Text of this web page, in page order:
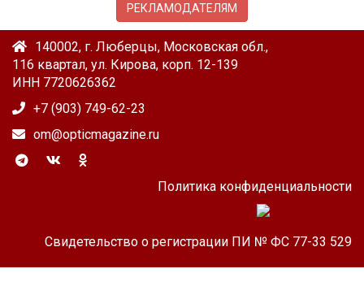
РЕКЛАМОДАТЕЛЯМ
140002, г. Люберцы, Московская обл.,
116 квартал, ул. Кирова, корп. 12-139
ИНН 7720626362
+7 (903) 749-62-23
om@opticmagazine.ru
Политика конфиденциальности
Свидетельство о регистрации ПИ № ФС 77-33 529